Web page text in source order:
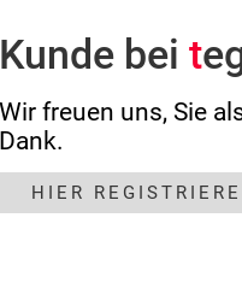
Kunde bei t
Wir freuen uns, Sie
Dank.
HIER